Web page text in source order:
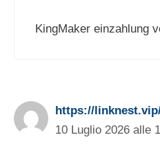
KingMaker einzahlung
https://
10 Luglio 2026 alle